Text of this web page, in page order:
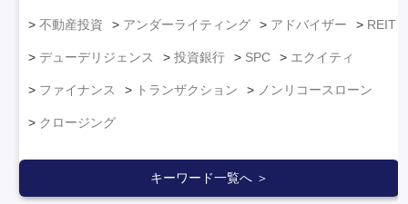
不動産投資 アンダーライティング アドバイザー REIT
デューデリジェンス 投資銀行 SPC エクイティ
ファイナンス トランザクション ノンリコースローン
クロージング
キーワード一覧へ ＞